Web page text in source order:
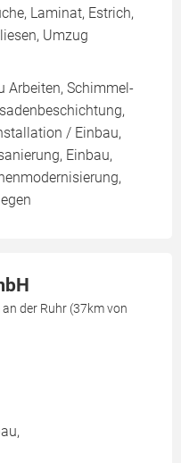
Laminat, Estrich,
Umzug
Arbeiten, Schimmel-
/ Einbau,
Einbau,
der Ruhr (37km von